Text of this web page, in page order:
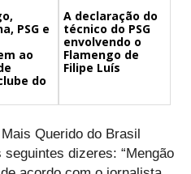
PSG e
ao
do
A declaração do
técnico do PSG
envolvendo o
Flamengo de
Filipe Luís
Querido do Brasil
dizeres: “Mengão